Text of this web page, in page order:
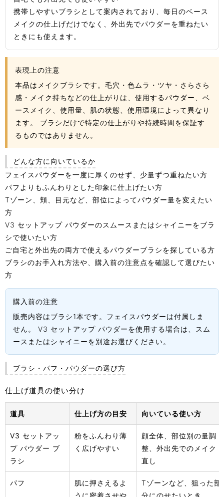
携帯しやすいブラシとして案内されており、毎日のベース
メイクの仕上げだけでなく、外出先でパウダーを重ねたい
ときにも使えます。
表現上の注意
本品はメイクブラシです。毛穴・色ムラ・ツヤ・さらさら
感・メイク持ちなどの仕上がりは、使用するパウダー、ベ
ースメイク、使用量、肌の状態、使用環境によって異なり
ます。 ブラシだけで特定の仕上がりや持続時間を保証す
るものではありません。
どんな方に向いているか
フェイスパウダーを一度に厚くのせず、少量ずつ重ねたい方
パフよりもふんわりとした印象に仕上げたい方
Tゾーン、頬、目元など、部位によってパウダー量を変えたい
方
V3 セットアップ パウダーのスムースまたはシャイニーをブラ
シで使いたい方
ご自宅と外出先の両方で使えるパウダーブラシを探している方
ブラシのお手入れ方法や、購入前の注意点を確認して選びたい
方
購入前の注意
販売内容はブラシ1本です。フェイスパウダーは付属しま
せん。 V3 セットアップ パウダーを使用する場合は、スム
ースまたはシャイニーを別途お選びください。
ブラシ・パフ・パウダーの選び方
仕上げ道具の使い分け
道具 仕上げ方の目安 向いている使い方
V3 セットアッ
プ パウダー ブ
ラシ
粉をふんわり薄
く広げやすい
顔全体、部位別の量調
整、外出先でのメイク
直し
パフ
肌に押さえるよ
Tゾーンなど、狙った部